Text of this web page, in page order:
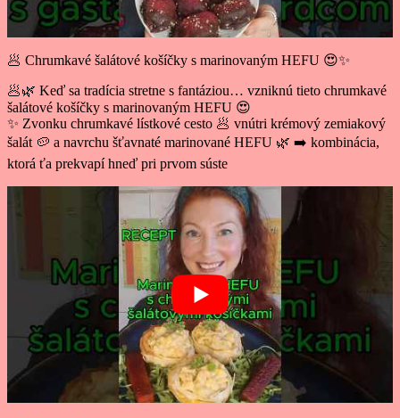
🥟 Chrumkavé šalátové košíčky s marinovaným HEFU 😍✨
🥟🌿 Keď sa tradícia stretne s fantáziou… vzniknú tieto chrumkavé
šalátové košíčky s marinovaným HEFU 😍
✨ Zvonku chrumkavé lístkové cesto 🥟 vnútri krémový zemiakový
šalát 🥔 a navrchu šťavnaté marinované HEFU 🌿 ➡️ kombinácia,
ktorá ťa prekvapí hneď pri prvom súste